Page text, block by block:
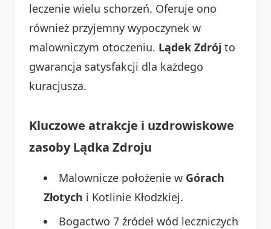
leczenie wielu schorzeń. Oferuje ono
również przyjemny wypoczynek w
malowniczym otoczeniu. Lądek Zdrój to
gwarancja satysfakcji dla każdego
kuracjusza.
Kluczowe atrakcje i uzdrowiskowe
zasoby Lądka Zdroju
Malownicze położenie w Górach
Złotych i Kotlinie Kłodzkiej.
Bogactwo 7 źródeł wód leczniczych